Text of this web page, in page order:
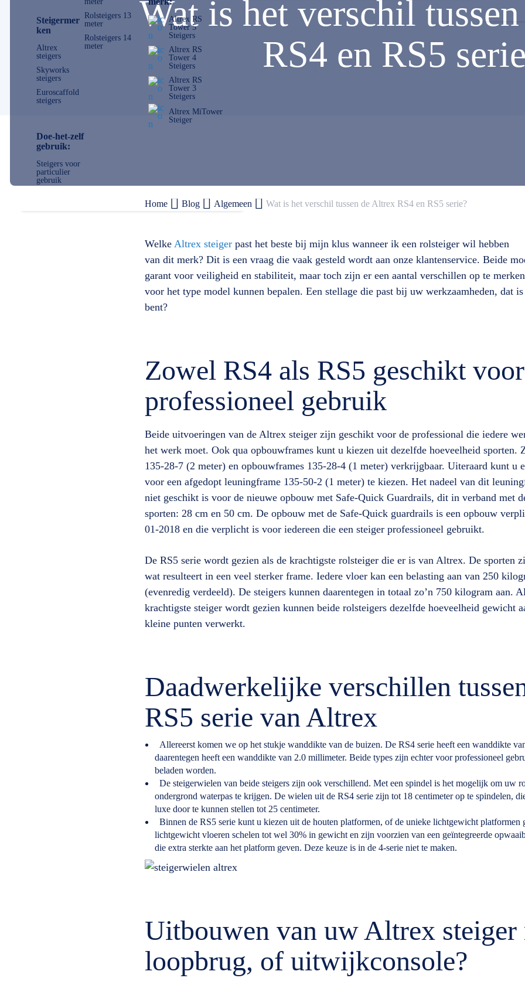
Steigermer
ken
Altrex
steigers
Skyworks
steigers
Euroscaffold
steigers
Doe-het-zelf
gebruik:
Steigers voor
particulier
gebruik
Rolsteigers 13
meter
Rolsteigers 14
meter
Altrex RS
Tower 5
Steigers
Altrex RS
Tower 4
Steigers
Altrex RS
Tower 3
Steigers
Altrex MiTower
Steiger
Wat is het verschil
RS4 en RS5
Home Blog Algemeen Wat is het verschil tussen de Altrex RS4 en RS5 serie?
Welke Altrex steiger past het beste bij mijn klus wanneer ik een rolsteiger wil hebben
van dit merk? Dit is een vraag die vaak gesteld wordt aan onze klantenservice. Beide
garant voor veiligheid en stabiliteit, maar toch zijn er een aantal verschillen op te
voor het type model kunnen bepalen. Een stellage die past bij uw werkzaamheden, dat
bent?
Zowel RS4 als RS5 geschikt voor
professioneel gebruik
Beide uitvoeringen van de Altrex steiger zijn geschikt voor de professional die iedere
het werk moet. Ook qua opbouwframes kunt u kiezen uit dezelfde hoeveelheid sporten.
135-28-7 (2 meter) en opbouwframes 135-28-4 (1 meter) verkrijgbaar. Uiteraard kunt u
voor een afgedopt leuningframe 135-50-2 (1 meter) te kiezen. Het nadeel van dit
niet geschikt is voor de nieuwe opbouw met Safe-Quick Guardrails, dit in verband met
sporten: 28 cm en 50 cm. De opbouw met de Safe-Quick guardrails is een opbouw
01-2018 en die verplicht is voor iedereen die een steiger professioneel gebruikt.
De RS5 serie wordt gezien als de krachtigste rolsteiger die er is van Altrex. De sporten
wat resulteert in een veel sterker frame. Iedere vloer kan een belasting aan van 250
(evenredig verdeeld). De steigers kunnen daarentegen in totaal zo’n 750 kilogram aan.
krachtigste steiger wordt gezien kunnen beide rolsteigers dezelfde hoeveelheid gewicht
kleine punten verwerkt.
Daadwerkelijke verschillen
RS5 serie van Altrex
Allereerst komen we op het stukje wanddikte van de buizen. De RS4 serie heeft een wanddikte
daarentegen heeft een wanddikte van 2.0 millimeter. Beide types zijn echter voor professioneel
beladen worden.
De steigerwielen van beide steigers zijn ook verschillend. Met een spindel is het mogelijk om uw
ondergrond waterpas te krijgen. De wielen uit de RS4 serie zijn tot 18 centimeter op te spindelen,
luxe door te kunnen stellen tot 25 centimeter.
Binnen de RS5 serie kunt u kiezen uit de houten platformen, of de unieke lichtgewicht platformen
lichtgewicht vloeren schelen tot wel 30% in gewicht en zijn voorzien van een geïntegreerde
die extra sterkte aan het platform geven. Deze keuze is in de 4-serie niet te maken.
Uitbouwen van uw Altrex steiger
loopbrug, of uitwijkconsole?